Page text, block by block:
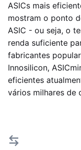
ASICs mais
mostram o ponto
ASIC - ou seja, o
renda suficiente
fabricantes
Innosilicon,
eficientes
vários milhares de